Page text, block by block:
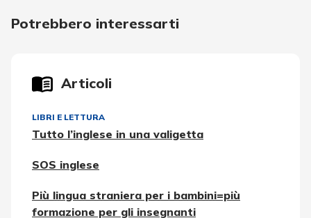
Potrebbero interessarti
Articoli
LIBRI E LETTURA
Tutto l’inglese in una valigetta
SOS inglese
Più lingua straniera per i bambini=più
formazione per gli insegnanti